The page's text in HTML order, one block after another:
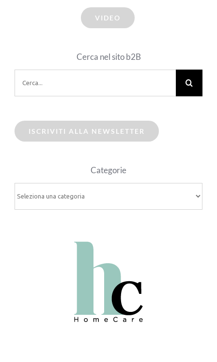
VIDEO
Cerca nel sito b2B
per:
ISCRIVITI ALLA NEWSLETTER
Categorie